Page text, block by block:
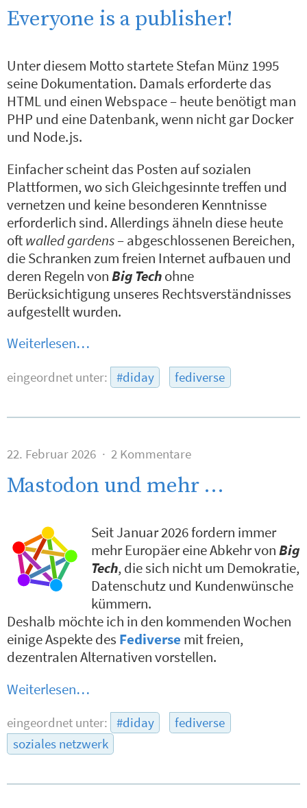
Everyone is a publisher!
Unter diesem Motto startete Stefan Münz 1995
seine Dokumentation. Damals erforderte das
HTML und einen Webspace – heute benötigt man
PHP und eine Datenbank, wenn nicht gar Docker
und Node.js.
Einfacher scheint das Posten auf sozialen
Plattformen, wo sich Gleichgesinnte treffen und
vernetzen und keine besonderen Kenntnisse
erforderlich sind. Allerdings ähneln diese heute
oftwalled gardens– abgeschlossenen Bereichen,
die Schranken zum freien Internet aufbauen und
deren Regeln vonBig Techohne
Berücksichtigung unseres Rechtsverständnisses
aufgestellt wurden.
Weiterlesen…
eingeordnet unter: #diday fediverse
22. Februar 2026 2 Kommentare
Mastodon und mehr …
Seit Januar 2026 fordern immer
mehr Europäer eine Abkehr vonBig
Tech, die sich nicht um Demokratie,
Datenschutz und Kundenwünsche
kümmern.
Deshalb möchte ich in den kommenden Wochen
einige Aspekte des Fediverse mit freien,
dezentralen Alternativen vorstellen.
Weiterlesen…
eingeordnet unter: #diday
fediverse
soziales netzwerk